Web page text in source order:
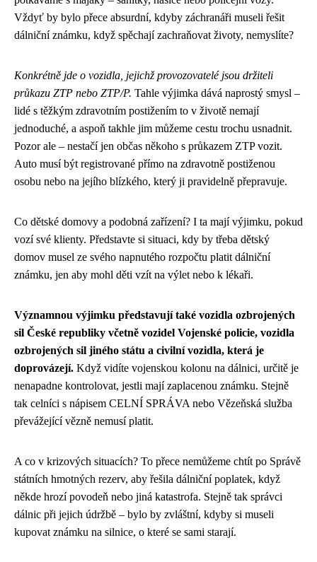
Vždyť by bylo přece absurdní, kdyby záchranáři museli řešit
dálniční známku, když spěchají zachraňovat životy, nemyslíte?
Konkrétně jde o vozidla, jejichž provozovatelé jsou držiteli
průkazu ZTP nebo ZTP/P. Tahle výjimka dává naprostý smysl –
lidé s těžkým zdravotním postižením to v životě nemají
jednoduché, a aspoň takhle jim můžeme cestu trochu usnadnit.
Pozor ale – nestačí jen občas někoho s průkazem ZTP vozit.
Auto musí být registrované přímo na zdravotně postiženou
osobu nebo na jejího blízkého, který ji pravidelně přepravuje.
Co dětské domovy a podobná zařízení? I ta mají výjimku, pokud
vozí své klienty. Představte si situaci, kdy by třeba dětský
domov musel ze svého napnutého rozpočtu platit dálniční
známku, jen aby mohl děti vzít na výlet nebo k lékaři.
Významnou výjimku představují také vozidla ozbrojených
sil České republiky včetně vozidel Vojenské policie, vozidla
ozbrojených sil jiného státu a civilní vozidla, která je
doprovázejí. Když vidíte vojenskou kolonu na dálnici, určitě je
nenapadne kontrolovat, jestli mají zaplacenou známku. Stejně
tak celníci s nápisem CELNÍ SPRÁVA nebo Vězeňská služba
převážející vězně nemusí platit.
A co v krizových situacích? To přece nemůžeme chtít po Správě
státních hmotných rezerv, aby řešila dálniční poplatek, když
někde hrozí povodeň nebo jiná katastrofa. Stejně tak správci
dálnic při jejich údržbě – bylo by zvláštní, kdyby si museli
kupovat známku na silnice, o které se sami starají.